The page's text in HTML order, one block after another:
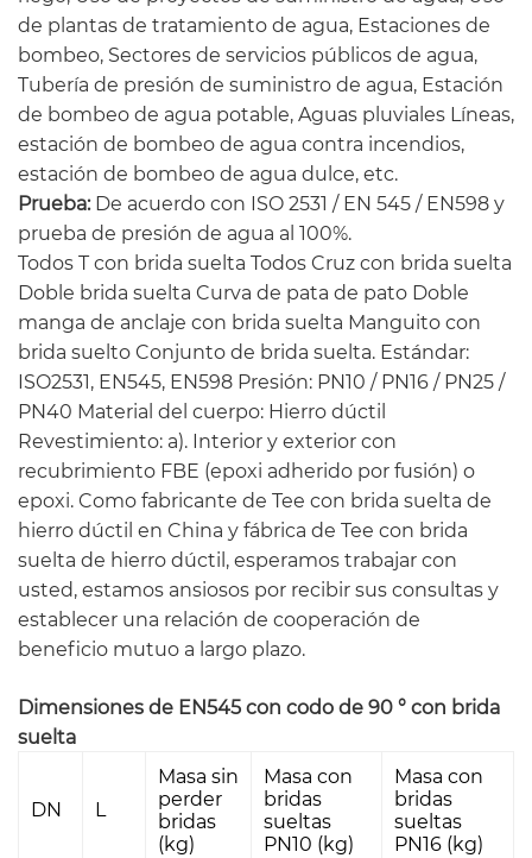
de plantas de tratamiento de agua, Estaciones de
bombeo, Sectores de servicios públicos de agua,
Tubería de presión de suministro de agua, Estación
de bombeo de agua potable, Aguas pluviales Líneas,
estación de bombeo de agua contra incendios,
estación de bombeo de agua dulce, etc.
Prueba:De acuerdo con ISO 2531 / EN 545 / EN598 y
prueba de presión de agua al 100%.
Todos T con brida suelta Todos Cruz con brida suelta
Doble brida suelta Curva de pata de pato Doble
manga de anclaje con brida suelta Manguito con
brida suelto Conjunto de brida suelta. Estándar:
ISO2531, EN545, EN598 Presión: PN10 / PN16 / PN25 /
PN40 Material del cuerpo: Hierro dúctil
Revestimiento: a). Interior y exterior con
recubrimiento FBE (epoxi adherido por fusión) o
epoxi. Como fabricante de Tee con brida suelta de
hierro dúctil en China y fábrica de Tee con brida
suelta de hierro dúctil, esperamos trabajar con
usted, estamos ansiosos por recibir sus consultas y
establecer una relación de cooperación de
beneficio mutuo a largo plazo.
Dimensiones de EN545 con codo de 90 ° con brida
suelta
DN L
Masa sin
perder
bridas
(kg)
Masa con
bridas
sueltas
PN10 (kg)
Masa con
bridas
sueltas
PN16 (kg)